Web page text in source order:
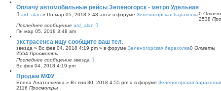
Оплачу автомобильные рейсы Зеленогорск - метро Удельная
ard_alan » Пн мар 05, 2018 3:48 am » в форуме Зеленогорская барахолка0
2538
Последнее сообщение ard_alan
Пн мар 05, 2018 3:48 am
экстрасенса ищу сообщите ваш тел.
звезда » Вс фев 04, 2018 4:19 pm » в форуме Зеленогорская барахолка0 Ответы
2554 Просмотры
Последнее сообщение звезда
Вс фев 04, 2018 4:19 pm
Продам МФУ
Елена Анатольевна » Вт янв 30, 2018 4:55 pm » в форуме Зеленогорская барахолка
2116 Просмотры